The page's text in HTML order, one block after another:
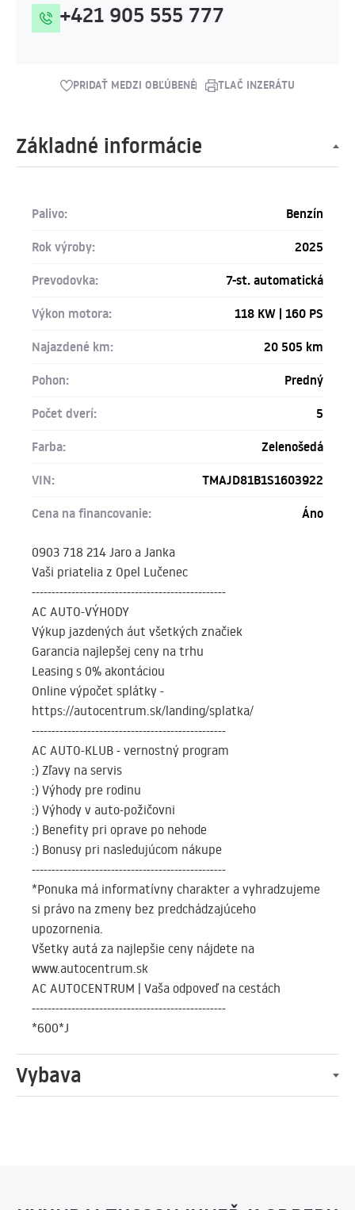
Základné informácie
Palivo:
Benzín
Rok výroby:
2025
Prevodovka:
7-st. automatická
Výkon motora:
118 KW | 160 PS
Najazdené km:
20 505 km
Pohon:
Predný
Počet dverí:
5
Farba:
Zelenošedá
VIN:
TMAJD81B1S1603922
Cena na financovanie:
Áno
0903 718 214 Jaro a Janka
Vaši priatelia z Opel Lučenec
-------------------------------------------------
AC AUTO-VÝHODY
Výkup jazdených áut všetkých značiek
Garancia najlepšej ceny na trhu
Leasing s 0% akontáciou
Online výpočet splátky -
https://autocentrum.sk/landing/splatka/
-------------------------------------------------
AC AUTO-KLUB - vernostný program
:) Zľavy na servis
:) Výhody pre rodinu
:) Výhody v auto-požičovni
:) Benefity pri oprave po nehode
:) Bonusy pri nasledujúcom nákupe
-------------------------------------------------
*Ponuka má informatívny charakter a vyhradzujeme
si právo na zmeny bez predchádzajúceho
upozornenia.
Všetky autá za najlepšie ceny nájdete na
www.autocentrum.sk
AC AUTOCENTRUM | Vaša odpoveď na cestách
-------------------------------------------------
*600*J
Vybava
+421 905 555 777
PRIDAŤ MEDZI OBĽÚBENÉ TLAČ INZERÁTU